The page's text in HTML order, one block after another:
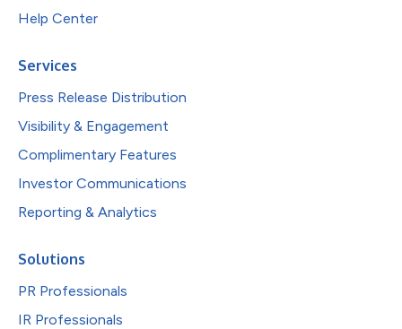
Help Center
Services
Press Release Distribution
Visibility & Engagement
Complimentary Features
Investor Communications
Reporting & Analytics
Solutions
PR Professionals
IR Professionals